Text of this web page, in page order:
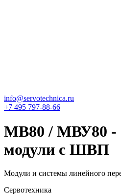
info@servotechnica.ru
+7 495 797-88-66
МВ80 / МВУ80 -
модули с ШВП
Модули и системы линейного
Сервотехника